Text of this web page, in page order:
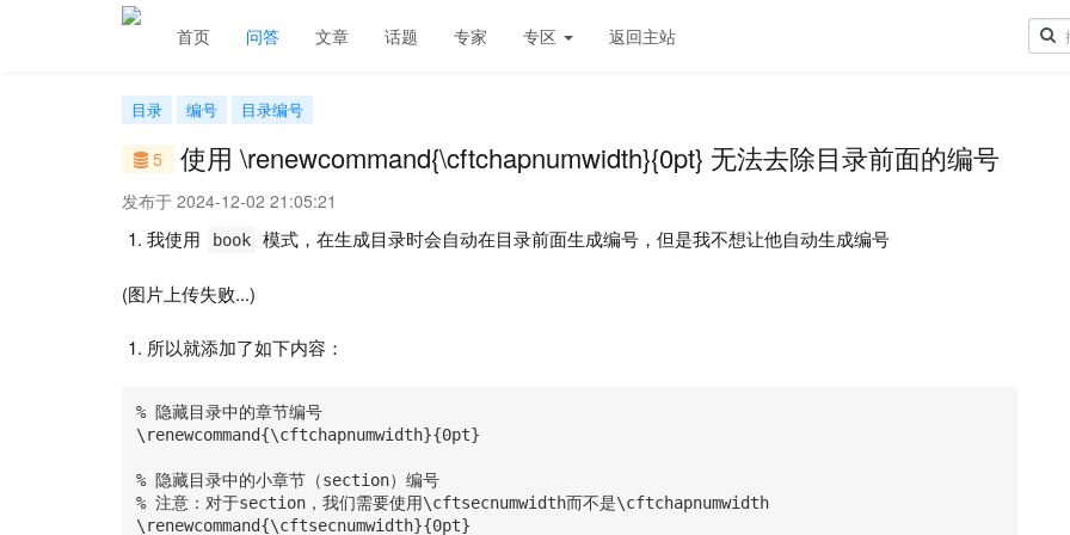
首页 问答 文章 话题 专家 专区 返回主站
目录 编号 目录编号
5 使用 \renewcommand{\cftchapnumwidth}{0pt} 无法去除目录前面的编号
发布于 2024-12-02 21:05:21
我使用 book 模式，在生成目录时会自动在目录前面生成编号，但是我不想让他自动生成编号
(图片上传失败...)
所以就添加了如下内容：
% 隐藏目录中的章节编号
\renewcommand{\cftchapnumwidth}{0pt}
% 隐藏目录中的小章节（section）编号
% 注意：对于section，我们需要使用\cftsecnumwidth而不是\cftchapnumwidth
\renewcommand{\cftsecnumwidth}{0pt}